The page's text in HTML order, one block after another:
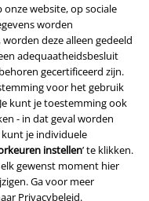
website, op sociale
worden
deze alleen gedeeld
adequaatheidsbesluit
gecertificeerd zijn.
voor het gebruik
kunt je toestemming ook
- in dat geval worden
kunt je individuele
instellen’ te klikken.
gewenst moment hier
Ga voor meer
Privacybeleid.